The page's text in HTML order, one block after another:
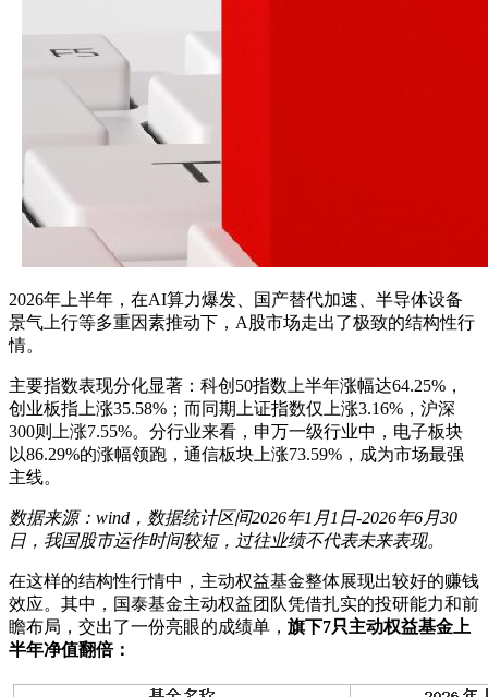
2026年上半年，在AI算力爆发、国产替代加速、半导体设备
景气上行等多重因素推动下，A股市场走出了极致的结构性行
情。
主要指数表现分化显著：科创50指数上半年涨幅达64.25%，
创业板指上涨35.58%；而同期上证指数仅上涨3.16%，沪深
300则上涨7.55%。分行业来看，申万一级行业中，电子板块
以86.29%的涨幅领跑，通信板块上涨73.59%，成为市场最强
主线。
数据来源：wind，数据统计区间2026年1月1日-2026年6月30
日，我国股市运作时间较短，过往业绩不代表未来表现。
在这样的结构性行情中，主动权益基金整体展现出较好的赚钱
效应。其中，国泰基金主动权益团队凭借扎实的投研能力和前
瞻布局，交出了一份亮眼的成绩单， 旗下7只主动权益基金上
半年净值翻倍：